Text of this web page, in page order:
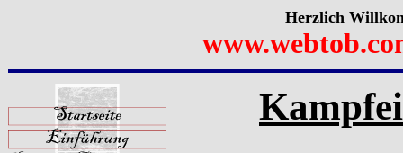
Herzlich